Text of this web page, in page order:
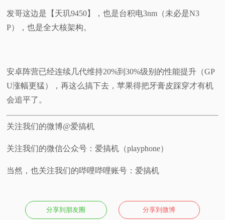
发哥这边是【天玑9450】，也是台积电3nm（未必是N3
P），也是全大核架构。
安卓阵营已经连续几代维持20%到30%级别的性能提升（GP
U涨幅更猛），再这么搞下去，苹果得把牙膏皮踩穿才有机
会追平了。
关注我们的微博@爱搞机
关注我们的微信公众号：爱搞机（playphone）
当然，也关注我们的哔哩哔哩账号：爱搞机
分享到朋友圈 分享到微博